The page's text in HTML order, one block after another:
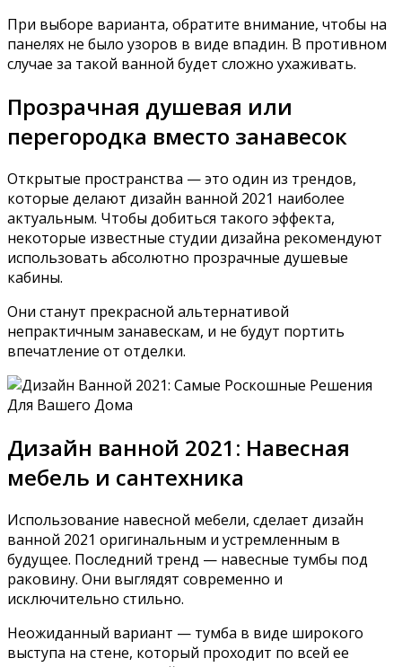
При выборе варианта, обратите внимание, чтобы на
панелях не было узоров в виде впадин. В противном
случае за такой ванной будет сложно ухаживать.
Прозрачная душевая или
перегородка вместо занавесок
Открытые пространства — это один из трендов,
которые делают дизайн ванной 2021 наиболее
актуальным. Чтобы добиться такого эффекта,
некоторые известные студии дизайна рекомендуют
использовать абсолютно прозрачные душевые
кабины.
Они станут прекрасной альтернативой
непрактичным занавескам, и не будут портить
впечатление от отделки.
Дизайн ванной 2021: Навесная
мебель и сантехника
Использование навесной мебели, сделает дизайн
ванной 2021 оригинальным и устремленным в
будущее. Последний тренд — навесные тумбы под
раковину. Они выглядят современно и
исключительно стильно.
Неожиданный вариант — тумба в виде широкого
выступа на стене, который проходит по всей ее